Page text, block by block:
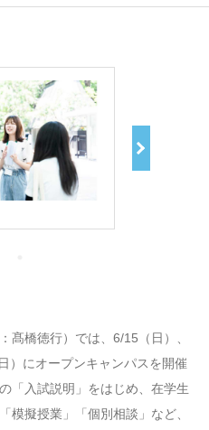
髙橋徳行）では、6/15（日）、
）にオープンキャンパスを開催
「入試説明」をはじめ、在学生
模擬授業」「個別相談」など、